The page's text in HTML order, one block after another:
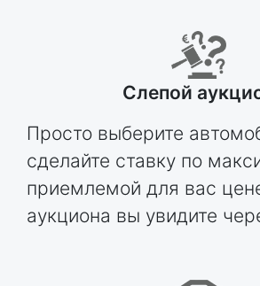
Слепой
Просто выберите
сделайте ставку по
приемлемой для вас
аукциона вы увидите